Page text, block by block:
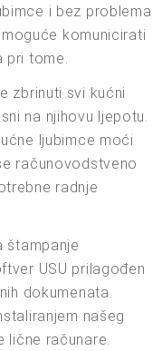
i bez problema
komunicirati
pri tome.
zbrinuti svi kućni
na njihovu ljepotu.
ljubimce moći
računovodstveno
radnje
štampanje
USU prilagođen
dokumenata.
našeg
lične računare.